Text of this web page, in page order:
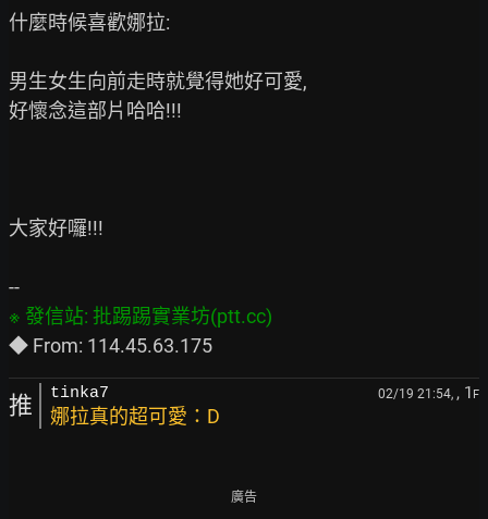
什麼時候喜歡娜拉:
男生女生向前走時就覺得她好可愛,
好懷念這部片哈哈!!!
大家好囉!!!
推 tinka7 02/19 21:54, , 1 F
娜拉真的超可愛：D
廣告